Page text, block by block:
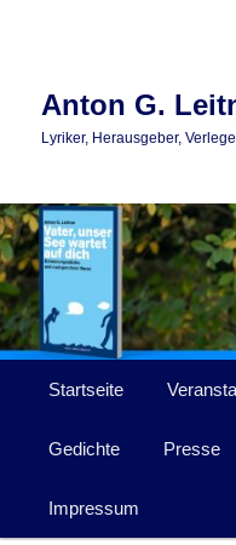
Anton G.
Lyriker, Herausgeber,
Startseite
Gedichte Presse
Impressum